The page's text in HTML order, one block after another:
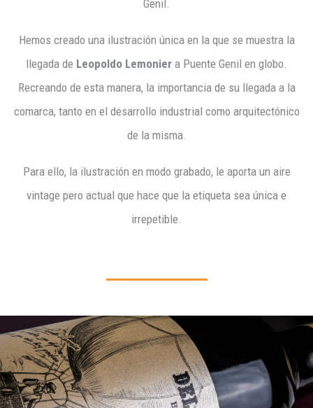
Genil.
Hemos creado una ilustración única en la que se muestra la
llegada de Leopoldo Lemonier a Puente Genil en globo.
Recreando de esta manera, la importancia de su llegada a la
comarca, tanto en el desarrollo industrial como arquitectónico
de la misma.
Para ello, la ilustración en modo grabado, le aporta un aire
vintage pero actual que hace que la etiqueta sea única e
irrepetible.